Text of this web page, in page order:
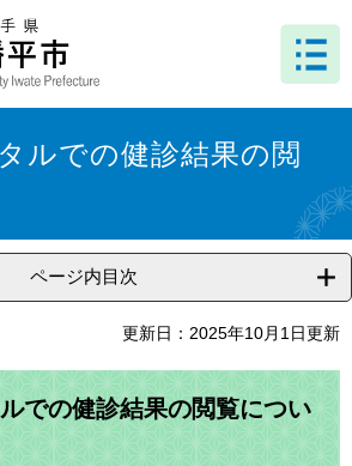
ルでの健診結果の閲
ページ内目次
更新日：2025年10月1日更新
での健診結果の閲覧につい